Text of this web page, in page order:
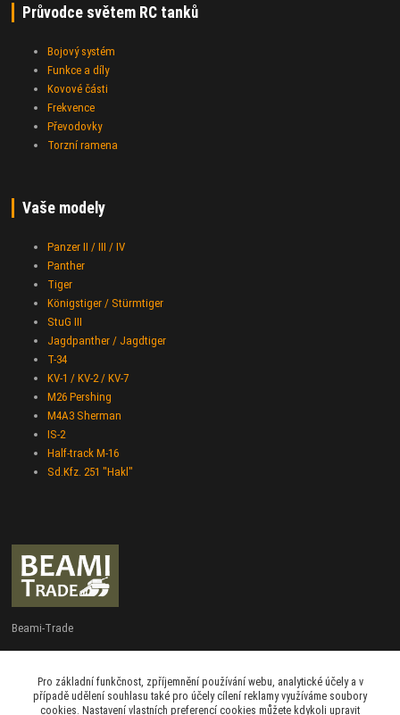
Průvodce světem RC tanků
Bojový systém
Funkce a díly
Kovové části
Frekvence
Převodovky
Torzní ramena
Vaše modely
Panzer II / III / IV
Panther
Tiger
Königstiger / Stürmtiger
StuG III
Jagdpanther / Jagdtiger
T-34
KV-1 / KV-2 / KV-7
M26 Pershing
M4A3 Sherman
IS-2
Half-track M-16
Sd.Kfz. 251 "Hakl"
Beami-Trade
+420 775 427 778
Po - Pá 9:00 - 16:00
Pro základní funkčnost, zpříjemnění používání webu, analytické účely a v
případě udělení souhlasu také pro účely cílení reklamy využíváme soubory
cookies. Nastavení vlastních preferencí cookies můžete kdykoli upravit